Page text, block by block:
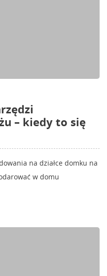
– kiedy to się
na działce domku na
w domu